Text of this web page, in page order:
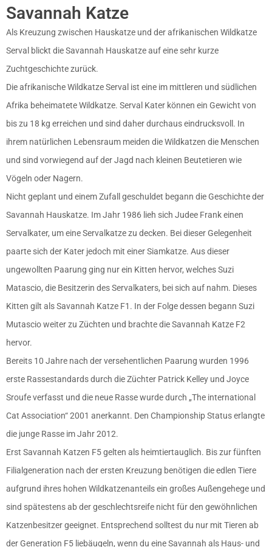
Savannah Katze
Als Kreuzung zwischen Hauskatze und der afrikanischen Wildkatze
Serval blickt die Savannah Hauskatze auf eine sehr kurze
Zuchtgeschichte zurück.
Die afrikanische Wildkatze Serval ist eine im mittleren und südlichen
Afrika beheimatete Wildkatze. Serval Kater können ein Gewicht von
bis zu 18 kg erreichen und sind daher durchaus eindrucksvoll. In
ihrem natürlichen Lebensraum meiden die Wildkatzen die Menschen
und sind vorwiegend auf der Jagd nach kleinen Beutetieren wie
Vögeln oder Nagern.
Nicht geplant und einem Zufall geschuldet begann die Geschichte der
Savannah Hauskatze. Im Jahr 1986 lieh sich Judee Frank einen
Servalkater, um eine Servalkatze zu decken. Bei dieser Gelegenheit
paarte sich der Kater jedoch mit einer Siamkatze. Aus dieser
ungewollten Paarung ging nur ein Kitten hervor, welches Suzi
Matascio, die Besitzerin des Servalkaters, bei sich auf nahm. Dieses
Kitten gilt als Savannah Katze F1. In der Folge dessen begann Suzi
Mutascio weiter zu Züchten und brachte die Savannah Katze F2
hervor.
Bereits 10 Jahre nach der versehentlichen Paarung wurden 1996
erste Rassestandards durch die Züchter Patrick Kelley und Joyce
Sroufe verfasst und die neue Rasse wurde durch „The international
Cat Association“ 2001 anerkannt. Den Championship Status erlangte
die junge Rasse im Jahr 2012.
Erst Savannah Katzen F5 gelten als heimtiertauglich. Bis zur fünften
Filialgeneration nach der ersten Kreuzung benötigen die edlen Tiere
aufgrund ihres hohen Wildkatzenanteils ein großes Außengehege und
sind spätestens ab der geschlechtsreife nicht für den gewöhnlichen
Katzenbesitzer geeignet. Entsprechend solltest du nur mit Tieren ab
der Generation F5 liebäugeln, wenn du eine Savannah als Haus- und